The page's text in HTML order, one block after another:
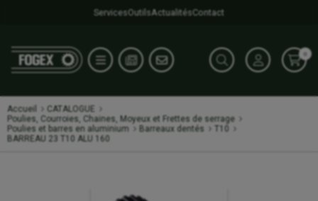
ServicesOutilsActualitésContact
0
Accueil
CATALOGUE
Poulies, Courroies, Chaines, Moyeux et Frettes de serrage
Poulies et barres en aluminium
Barreaux dentés
T10
BARREAU 23 T10 ALU 160